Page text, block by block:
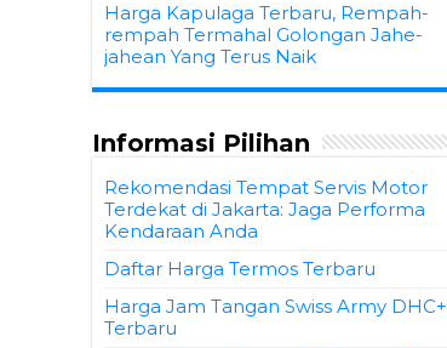
Harga Kapulaga Terbaru, Rempah-
rempah Termahal Golongan Jahe-
jahean Yang Terus Naik
Informasi Pilihan
Rekomendasi Tempat Servis Motor
Terdekat di Jakarta: Jaga Performa
Kendaraan Anda
Daftar Harga Termos Terbaru
Harga Jam Tangan Swiss Army DHC+
Terbaru